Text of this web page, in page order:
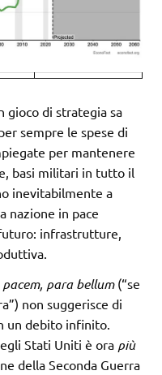
gioco di strategia sa
sempre le spese di
per mantenere
basi militari in tutto il
inevitabilmente a
nazione in pace
infrastrutture,
para bellum(“se
non suggerisce di
un debito infinito.
Stati Uniti è ora più
della Seconda Guerra